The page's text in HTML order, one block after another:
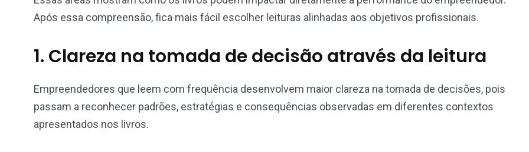
Após essa compreensão, fica mais fácil escolher leituras alinhadas aos objetivos profissionais.
1. Clareza na tomada de decisão através da leitura
Empreendedores que leem com frequência desenvolvem maior clareza na tomada de decisões, pois
passam a reconhecer padrões, estratégias e consequências observadas em diferentes contextos
apresentados nos livros.